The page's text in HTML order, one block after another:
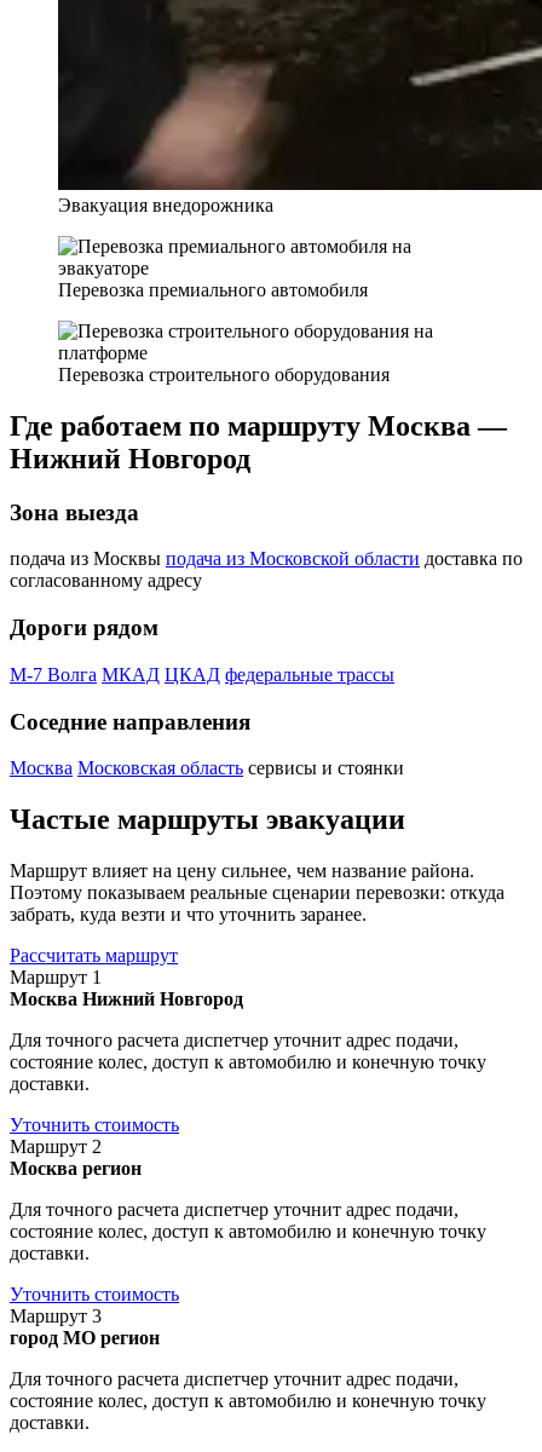
Эвакуация внедорожника
Перевозка премиального автомобиля
Перевозка строительного оборудования
Где работаем по маршруту Москва —
Нижний Новгород
Зона выезда
подача из Москвы подача из Московской области доставка по
согласованному адресу
Дороги рядом
М-7 Волга МКАД ЦКАД федеральные трассы
Соседние направления
Москва Московская область сервисы и стоянки
Частые маршруты эвакуации
Маршрут влияет на цену сильнее, чем название района.
Поэтому показываем реальные сценарии перевозки: откуда
забрать, куда везти и что уточнить заранее.
Рассчитать маршрут
Маршрут 1
Москва Нижний Новгород
Для точного расчета диспетчер уточнит адрес подачи,
состояние колес, доступ к автомобилю и конечную точку
доставки.
Уточнить стоимость
Маршрут 2
Москва регион
Для точного расчета диспетчер уточнит адрес подачи,
состояние колес, доступ к автомобилю и конечную точку
доставки.
Уточнить стоимость
Маршрут 3
город МО регион
Для точного расчета диспетчер уточнит адрес подачи,
состояние колес, доступ к автомобилю и конечную точку
доставки.